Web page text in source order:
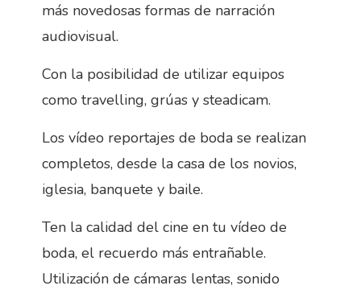
más novedosas formas de narración
audiovisual.
Con la posibilidad de utilizar equipos
como travelling, grúas y steadicam.
Los vídeo reportajes de boda se realizan
completos, desde la casa de los novios,
iglesia, banquete y baile.
Ten la calidad del cine en tu vídeo de
boda, el recuerdo más entrañable.
Utilización de cámaras lentas, sonido